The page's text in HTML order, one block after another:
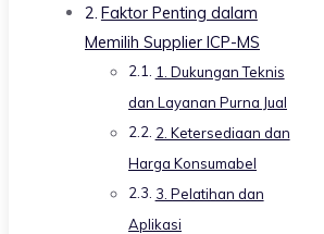
Faktor Penting dalam
Memilih Supplier ICP-MS
1. Dukungan Teknis
dan Layanan Purna Jual
2. Ketersediaan dan
Harga Konsumabel
3. Pelatihan dan
Aplikasi